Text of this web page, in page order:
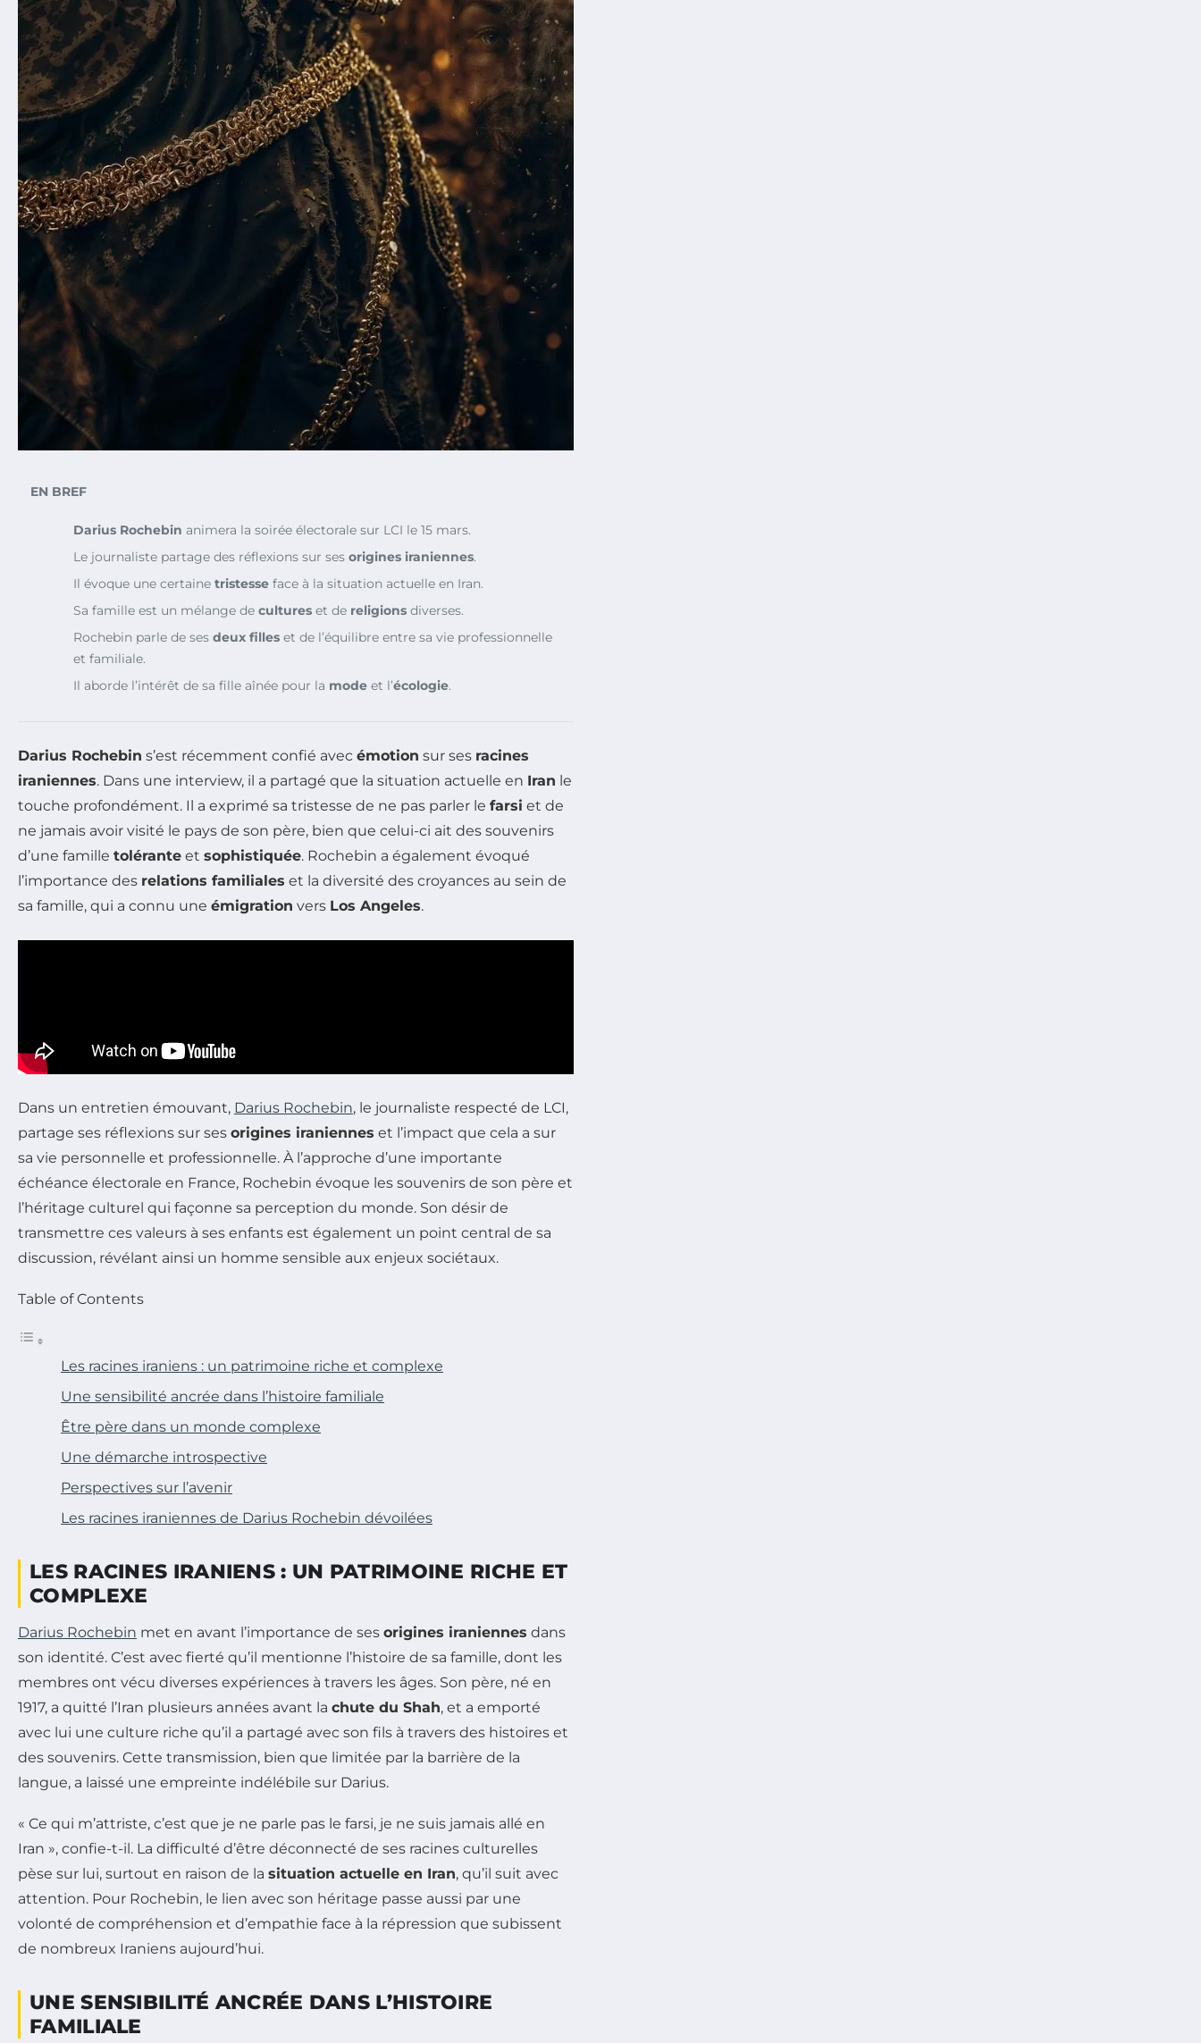
EN BREF
Darius Rochebin animera la soirée électorale sur LCI le 15 mars.
Le journaliste partage des réflexions sur ses origines iraniennes.
Il évoque une certaine tristesse face à la situation actuelle en Iran.
Sa famille est un mélange de cultures et de religions diverses.
Rochebin parle de ses deux filles et de l’équilibre entre sa vie professionnelle
et familiale.
Il aborde l’intérêt de sa fille aînée pour la mode et l’écologie.
Darius Rochebin s’est récemment confié avec émotion sur ses racines
iraniennes. Dans une interview, il a partagé que la situation actuelle en Iran le
touche profondément. Il a exprimé sa tristesse de ne pas parler le farsi et de
ne jamais avoir visité le pays de son père, bien que celui-ci ait des souvenirs
d’une famille tolérante et sophistiquée. Rochebin a également évoqué
l’importance des relations familiales et la diversité des croyances au sein de
sa famille, qui a connu une émigration vers Los Angeles.
Dans un entretien émouvant, Darius Rochebin, le journaliste respecté de LCI,
partage ses réflexions sur ses origines iraniennes et l’impact que cela a sur
sa vie personnelle et professionnelle. À l’approche d’une importante
échéance électorale en France, Rochebin évoque les souvenirs de son père et
l’héritage culturel qui façonne sa perception du monde. Son désir de
transmettre ces valeurs à ses enfants est également un point central de sa
discussion, révélant ainsi un homme sensible aux enjeux sociétaux.
Table of Contents
Les racines iraniens : un patrimoine riche et complexe
Une sensibilité ancrée dans l’histoire familiale
Être père dans un monde complexe
Une démarche introspective
Perspectives sur l’avenir
Les racines iraniennes de Darius Rochebin dévoilées
LES RACINES IRANIENS : UN PATRIMOINE RICHE ET
COMPLEXE
Darius Rochebin met en avant l’importance de ses origines iraniennes dans
son identité. C’est avec fierté qu’il mentionne l’histoire de sa famille, dont les
membres ont vécu diverses expériences à travers les âges. Son père, né en
1917, a quitté l’Iran plusieurs années avant la chute du Shah, et a emporté
avec lui une culture riche qu’il a partagé avec son fils à travers des histoires et
des souvenirs. Cette transmission, bien que limitée par la barrière de la
langue, a laissé une empreinte indélébile sur Darius.
« Ce qui m’attriste, c’est que je ne parle pas le farsi, je ne suis jamais allé en
Iran », confie-t-il. La difficulté d’être déconnecté de ses racines culturelles
pèse sur lui, surtout en raison de la situation actuelle en Iran, qu’il suit avec
attention. Pour Rochebin, le lien avec son héritage passe aussi par une
volonté de compréhension et d’empathie face à la répression que subissent
de nombreux Iraniens aujourd’hui.
UNE SENSIBILITÉ ANCRÉE DANS L’HISTOIRE
FAMILIALE